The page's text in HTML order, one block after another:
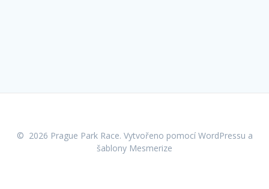
© 2026 Prague Park Race. Vytvořeno pomocí WordPressu a
šablony Mesmerize